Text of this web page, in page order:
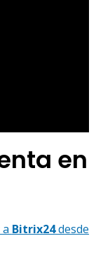
en
Bitrix24desde